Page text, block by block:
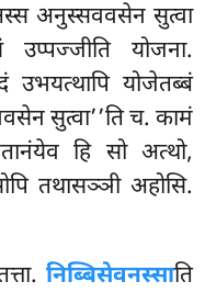
अनुस्सववसेन सुत्वा
उप्पज्जीति योजना.
उभयत्थापि योजेतब्बं
सुत्वा’’ति च. कामं
हि सो अत्थो,
तथासञ्ञी अहोसि.
निब्बिसेवनस्साति